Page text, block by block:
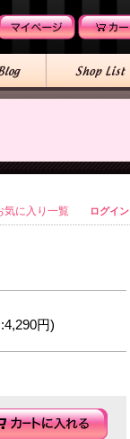
気に入り一覧 ログイン
円)